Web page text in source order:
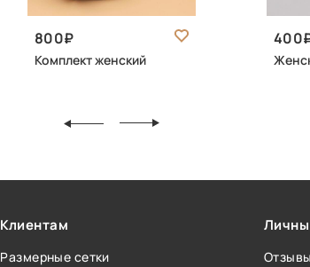
800
Комплект женский
400
Клиентам
Размерные сетки